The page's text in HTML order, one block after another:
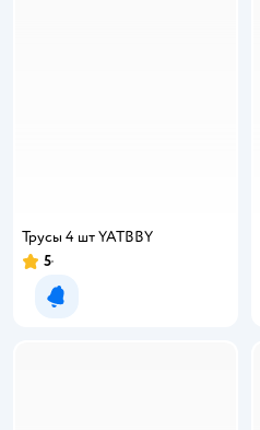
Трусы 4 шт YATBBY
Рейтинг:
5
Уведомить о появлении